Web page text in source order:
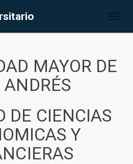
MAYOR DE
DE CIENCIAS
Y